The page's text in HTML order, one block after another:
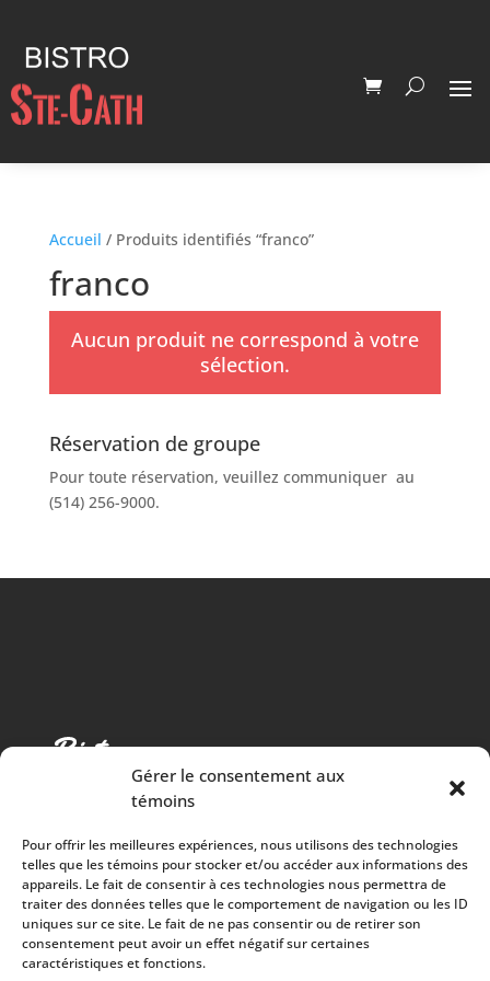
Gérer le consentement aux
témoins
Pour offrir les meilleures expériences, nous utilisons des technologies
telles que les témoins pour stocker et/ou accéder aux informations des
appareils. Le fait de consentir à ces technologies nous permettra de
traiter des données telles que le comportement de navigation ou les ID
uniques sur ce site. Le fait de ne pas consentir ou de retirer son
consentement peut avoir un effet négatif sur certaines
caractéristiques et fonctions.
Accueil / Produits identifiés “franco”
franco
Aucun produit ne correspond à votre
sélection.
Réservation de groupe
Pour toute réservation, veuillez communiquer au
(514) 256-9000.
Cuisine chaleureuse, spectacles de qualité et 100%
des surplus versés à la communauté